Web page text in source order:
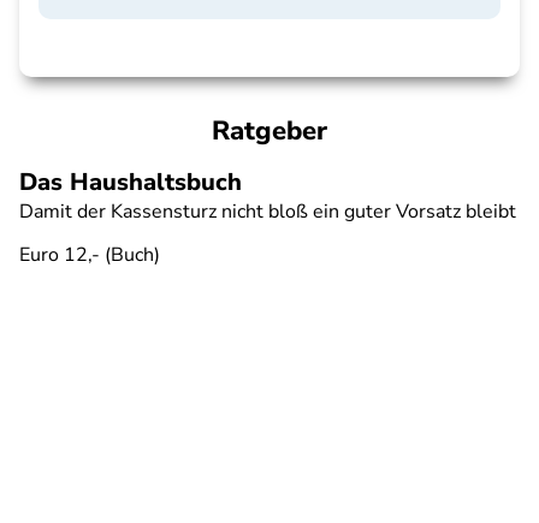
Ratgeber
Das Haushaltsbuch
Damit der Kassensturz nicht bloß ein guter Vorsatz bleibt
Euro 12,- (Buch)